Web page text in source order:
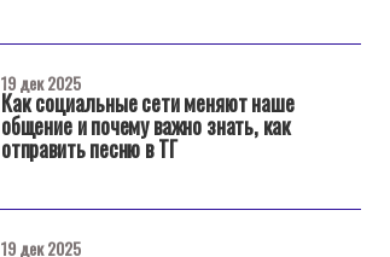
Как социальные сети меняют наше
общение и почему важно знать, как
отправить песню в ТГ
19 дек 2025
19 дек 2025